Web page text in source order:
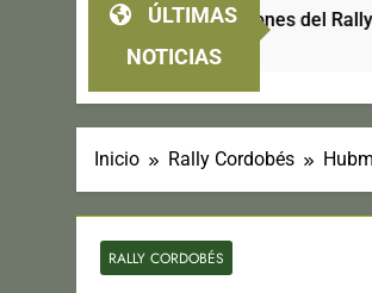
ÚLTIMAS
NOTICIAS
ediciones del Rally del Jaaukanigás
Inicio Rally Cordobés
RALLY CORDOBÉS